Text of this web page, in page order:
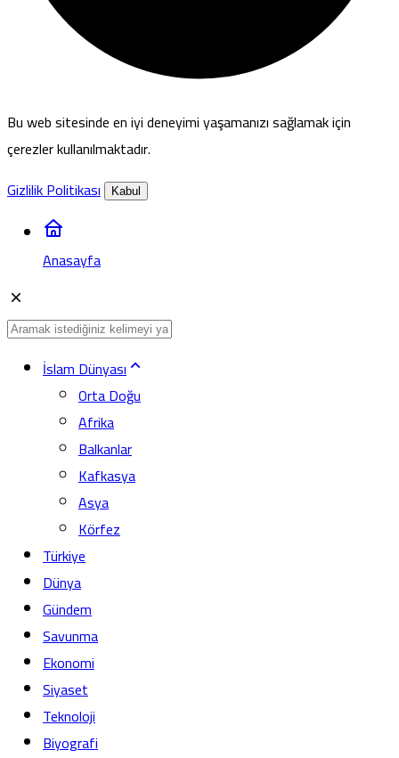
Bu web sitesinde en iyi deneyimi yaşamanızı sağlamak için
çerezler kullanılmaktadır.
Gizlilik Politikası
Kabul
Anasayfa
İslam Dünyası
Orta Doğu
Afrika
Balkanlar
Kafkasya
Asya
Körfez
Türkiye
Dünya
Gündem
Savunma
Ekonomi
Siyaset
Teknoloji
Biyografi